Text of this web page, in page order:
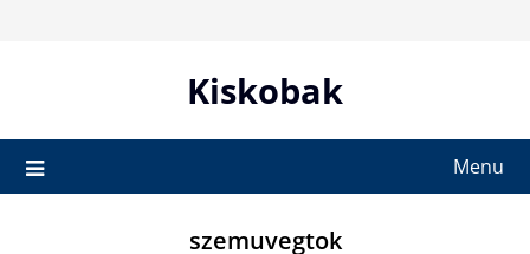
Kiskobak
Menu
szemuvegtok